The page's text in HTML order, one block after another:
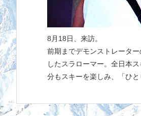
8月18日、来訪。
前期までデモンストレータ
したスラローマー。全日本
分もスキーを楽しみ、「ひ